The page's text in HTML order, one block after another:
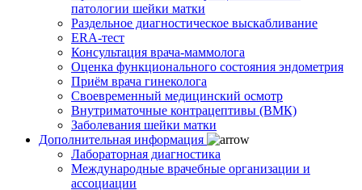
патологии шейки матки
Раздельное диагностическое выскабливание
ERA-тест
Консультация врача-маммолога
Оценка функционального состояния эндометрия
Приём врача гинеколога
Своевременный медицинский осмотр
Внутриматочные контрацептивы (ВМК)
Заболевания шейки матки
Дополнительная информация
Лабораторная диагностика
Международные врачебные организации и
ассоциации